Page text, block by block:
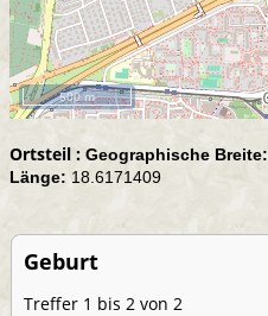
500 m
Ortsteil : Geographische Breite:
Länge: 18.6171409
Geburt
Treffer 1 bis 2 von 2